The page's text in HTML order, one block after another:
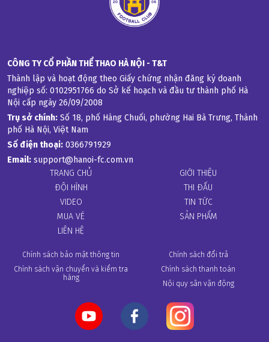
CÔNG TY CỔ PHẦN THỂ THAO HÀ NỘI - T&T
Thành lập và hoạt động theo Giấy chứng nhận đăng ký doanh
nghiệp số: 0102951766 do Sở kế hoạch và đầu tư thành phố Hà
Nội cấp ngày 26/09/2008
Trụ sở chính: Số 18, phố Hàng Chuối, phường Hai Bà Trưng, Thành
phố Hà Nội, Việt Nam
Số điện thoại: 0366791929
Email: support@hanoi-fc.com.vn
TRANG CHỦ
GIỚI THIỆU
ĐỘI HÌNH
THI ĐẤU
VIDEO
TIN TỨC
MUA VÉ
SẢN PHẨM
LIÊN HỆ
Chính sách bảo mật thông tin
Chính sách đổi trả
Chính sách vận chuyển và kiểm tra
hàng
Chính sách thanh toán
Nội quy sân vận động